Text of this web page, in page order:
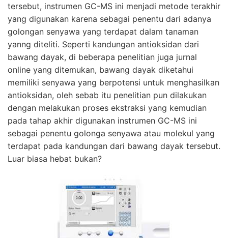
tersebut, instrumen GC-MS ini menjadi metode terakhir
yang digunakan karena sebagai penentu dari adanya
golongan senyawa yang terdapat dalam tanaman
yanng diteliti. Seperti kandungan antioksidan dari
bawang dayak, di beberapa penelitian juga jurnal
online yang ditemukan, bawang dayak diketahui
memiliki senyawa yang berpotensi untuk menghasilkan
antioksidan, oleh sebab itu penelitian pun dilakukan
dengan melakukan proses ekstraksi yang kemudian
pada tahap akhir digunakan instrumen GC-MS ini
sebagai penentu golonga senyawa atau molekul yang
terdapat pada kandungan dari bawang dayak tersebut.
Luar biasa hebat bukan?